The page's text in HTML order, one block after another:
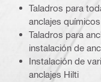
Taladros para
anclajes químicos
Taladros para
instalación de
Instalación de
anclajes Hilti